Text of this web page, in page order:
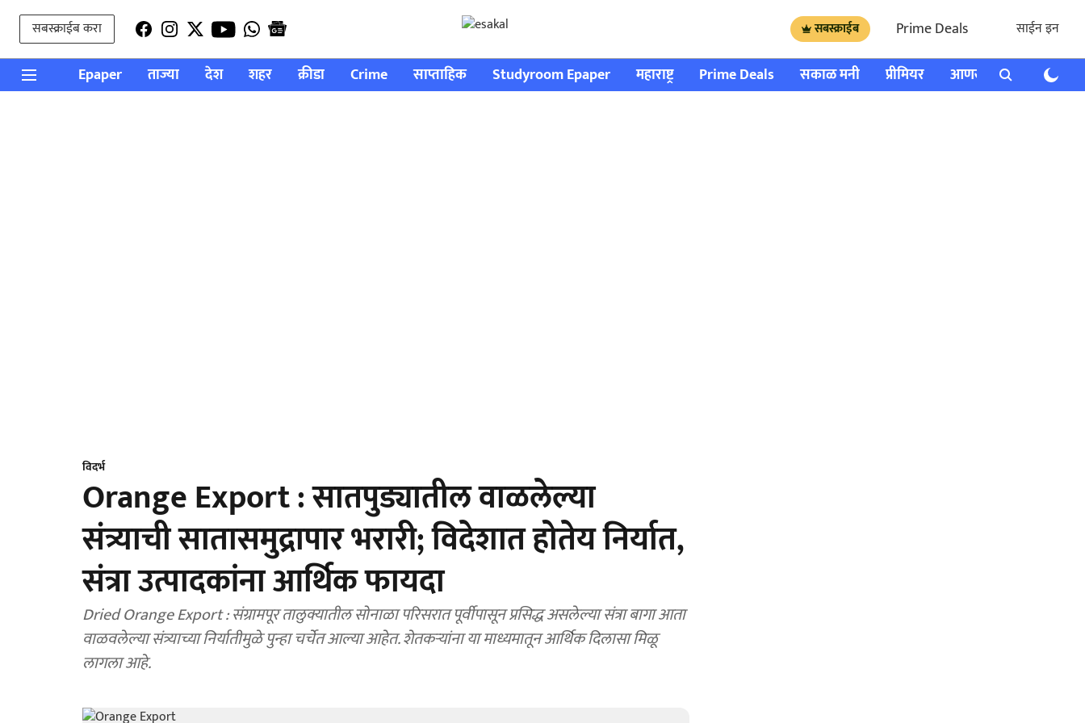
सबस्क्राईब करा सबस्क्राईब Prime Deals साईन इन
Epaper ताज्या देश शहर क्रीडा Crime साप्ताहिक Studyroom Epaper महाराष्ट्र Prime Deals सकाळ मनी प्रीमियर आणखी राशी भविष्य
विदर्भ
Orange Export : सातपुड्यातील वाळलेल्या
संत्र्याची सातासमुद्रापार भरारी; विदेशात होतेय निर्यात,
संत्रा उत्पादकांना आर्थिक फायदा
Dried Orange Export : संग्रामपूर तालुक्यातील सोनाळा परिसरात पूर्वीपासून प्रसिद्ध असलेल्या संत्रा बागा आता
वाळवलेल्या संत्र्याच्या निर्यातीमुळे पुन्हा चर्चेत आल्या आहेत. शेतकऱ्यांना या माध्यमातून आर्थिक दिलासा मिळू
लागला आहे.